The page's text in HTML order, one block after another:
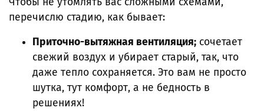
перечислю стадию, как бывает:
Приточно-вытяжная вентиляция; сочетает
свежий воздух и убирает старый, так, что
даже тепло сохраняется. Это вам не просто
шутка, тут комфорт, а не бедность в
решениях!